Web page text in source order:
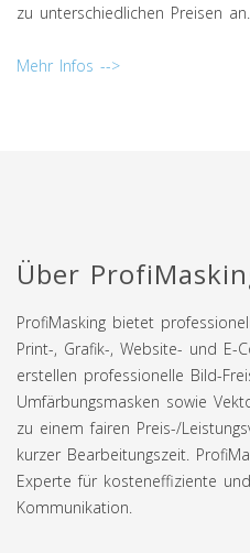
zu unterschiedlichen Preisen an.
Mehr Infos -->
Über
ProfiMasking bietet
Print-, Grafik-, Website- und E-
erstellen professionelle Bild-
Umfärbungsmasken sowie
zu einem fairen Preis-/
kurzer Bearbeitungszeit.
Experte für kosteneffiziente
Kommunikation.